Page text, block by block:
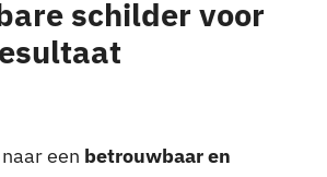
schilder voor
een betrouwbaar en